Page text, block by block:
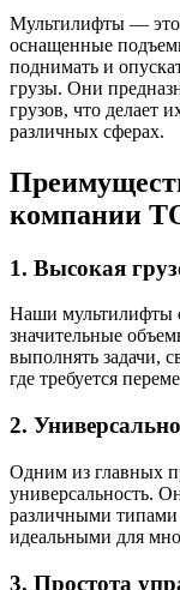
Мультилифты — это
оснащенные
поднимать и
грузы. Они
грузов, что делает
различных сферах.
компании
1. Высокая
Наши мультилифты
значительные
выполнять задачи,
где требуется
2.
Одним из главных
универсальность.
различными типами
идеальными для
3. Простота